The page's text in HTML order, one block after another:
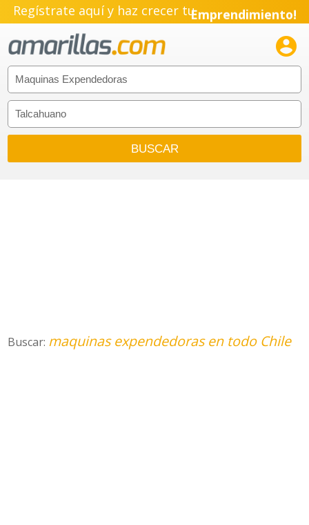
Regístrate aquí y haz crecer tuEmprendimiento!

Buscar: maquinas expendedoras en todo Chile